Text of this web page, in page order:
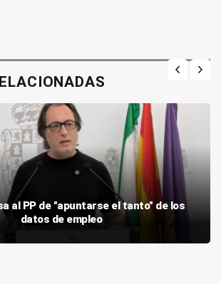
al PP de "apuntarse el tanto" de los
datos de empleo